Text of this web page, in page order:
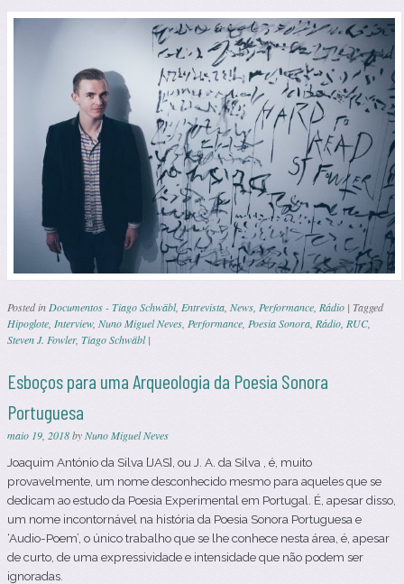
áudio
Posted inDocumentos - Tiago Schwäbl, Entrevista, News, Performance, Rádio | Tagged
Hipoglote, Interview, Nuno Miguel Neves, Performance, Poesia Sonora, Rádio, RUC,
Steven J. Fowler, Tiago Schwäbl |
Esboços para uma Arqueologia da Poesia Sonora
Portuguesa
maio 19, 2018byNuno Miguel Neves
Joaquim António da Silva [JAS], ou J. A. da Silva , é, muito
provavelmente, um nome desconhecido mesmo para aqueles que se
dedicam ao estudo da Poesia Experimental em Portugal. É, apesar disso,
um nome incontornável na história da Poesia Sonora Portuguesa e
‘Audio-Poem’, o único trabalho que se lhe conhece nesta área, é, apesar
de curto, de uma expressividade e intensidade que não podem ser
ignoradas.